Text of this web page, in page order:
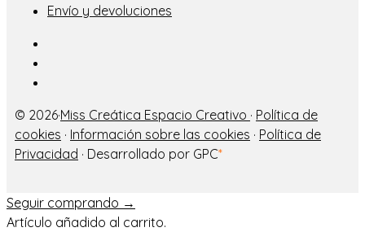
Envío y devoluciones
© 2026·Miss Creática Espacio Creativo · Política de
cookies · Información sobre las cookies · Política de
Privacidad · Desarrollado por GPC*
Seguir comprando →
Artículo añadido al carrito.